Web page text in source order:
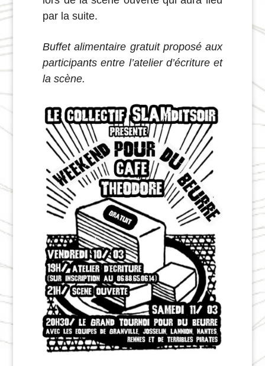
par la suite.
Buffet alimentaire gratuit proposé aux
participants entre l’atelier d’écriture et
la scène.